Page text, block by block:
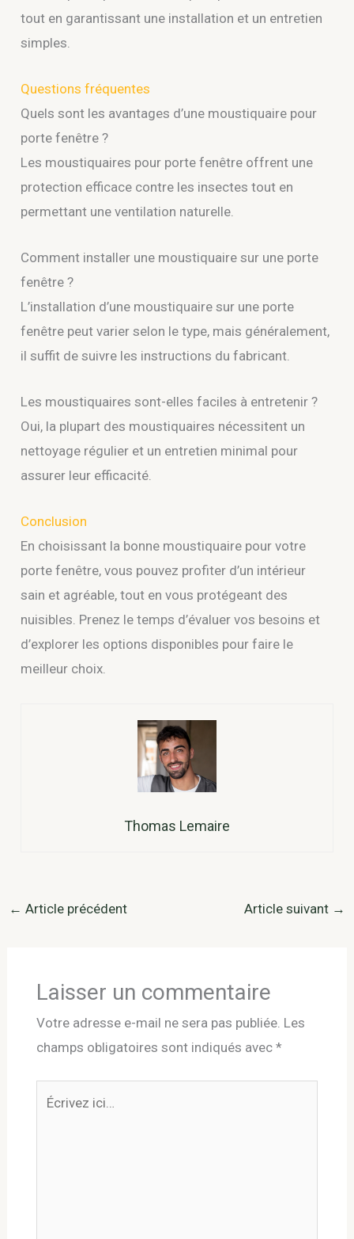
tout en garantissant une installation et un entretien
simples.
Questions fréquentes
Quels sont les avantages d’une moustiquaire pour
porte fenêtre ?
Les moustiquaires pour porte fenêtre offrent une
protection efficace contre les insectes tout en
permettant une ventilation naturelle.
Comment installer une moustiquaire sur une porte
fenêtre ?
L’installation d’une moustiquaire sur une porte
fenêtre peut varier selon le type, mais généralement,
il suffit de suivre les instructions du fabricant.
Les moustiquaires sont-elles faciles à entretenir ?
Oui, la plupart des moustiquaires nécessitent un
nettoyage régulier et un entretien minimal pour
assurer leur efficacité.
Conclusion
En choisissant la bonne moustiquaire pour votre
porte fenêtre, vous pouvez profiter d’un intérieur
sain et agréable, tout en vous protégeant des
nuisibles. Prenez le temps d’évaluer vos besoins et
d’explorer les options disponibles pour faire le
meilleur choix.
Thomas Lemaire
← Article précédent Article suivant →
Laisser un commentaire
Votre adresse e-mail ne sera pas publiée. Les
champs obligatoires sont indiqués avec *